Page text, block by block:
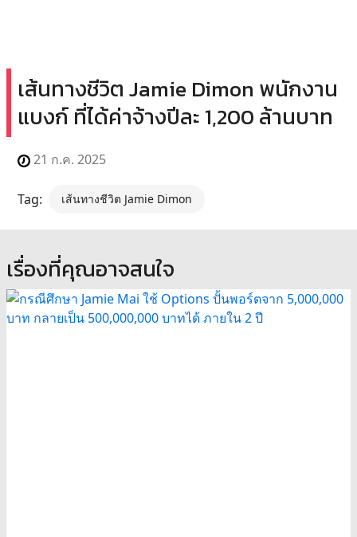
เส้นทางชีวิต Jamie Dimon พนักงาน
แบงก์ ที่ได้ค่าจ้างปีละ 1,200 ล้านบาท
21 ก.ค. 2025
Tag: เส้นทางชีวิต Jamie Dimon
เรื่องที่คุณอาจสนใจ